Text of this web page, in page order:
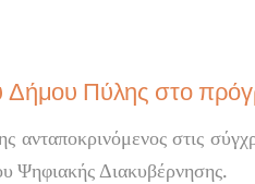
Δήμου Πύλης στο
στις
Ψηφιακής Διακυβέρνησης.